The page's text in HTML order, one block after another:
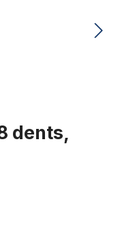
dents,